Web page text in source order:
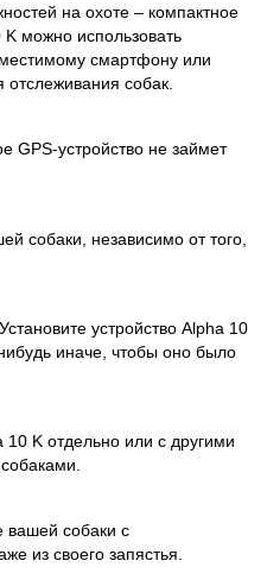
на охоте – компактное
можно использовать
смартфону или
собак.
GPS-устройство не займет
собаки, независимо от того,
устройство Alpha 10
иначе, чтобы оно было
K отдельно или с другими
вашей собаки с
из своего запястья.